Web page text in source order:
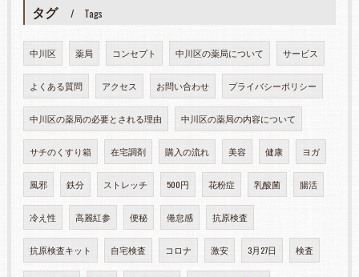
タグ Tags
中川区 薬局 コンセプト 中川区の薬局について サービス
よくある質問 アクセス お問い合わせ プライバシーポリシー
中川区の薬局の必要とされる理由 中川区の薬局の内容について
サチのくすり箱 在宅調剤 購入の流れ 美容 健康 ヨガ
風邪 鉄分 ストレッチ 500円 花粉症 乳酸菌 腸活
冷え性 高麗紅参 便秘 倦怠感 抗原検査
抗原検査キット 自宅検査 コロナ 激安 3月27日 検査